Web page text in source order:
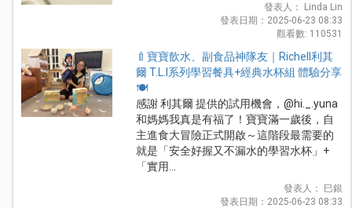
發表人： Linda Lin
發表日期：2025-06-23 08:33
觀看數: 110531
🍼寶寶飲水、副食品神隊友｜Richell利其
爾 T.L.I系列學習餐具+經典水杯組 體驗分享
🍽️
感謝 利其爾 提供的試用機會，@hi._.yuna
和媽媽我真是有福了！寶寶滿一歲後，自
主進食大冒險正式開啟～這階段最需要的
就是「安全好握又不漏水的學習水杯」+
「實用...
發表人： 巳銀
發表日期：2025-06-23 08:33